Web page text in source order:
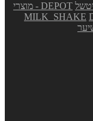
DEPOT - מוצרי
MILK_SHAKE